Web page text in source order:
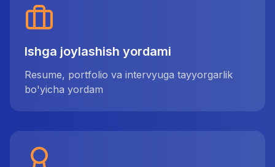
Ishga joylashish yordami
Resume, portfolio va intervyuga tayyorgarlik
bo'yicha yordam